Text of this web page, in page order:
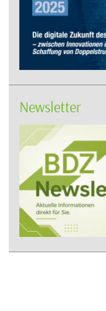
Newsletter